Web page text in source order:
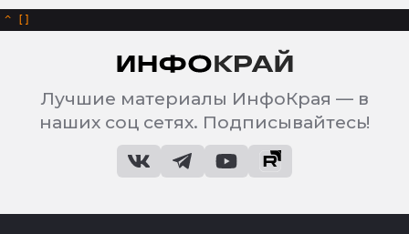
^
Лучшие материалы ИнфоКрая — в
наших соц сетях. Подписывайтесь!